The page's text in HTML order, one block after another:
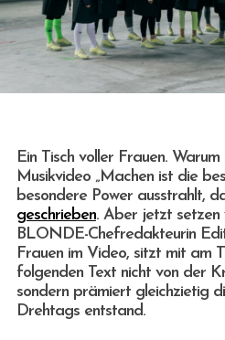
Ein Tisch voller Frauen.
Musikvideo „Machen ist die
besondere Power ausstrahlt,
geschrieben. Aber jetzt setzen
BLONDE-Chefredakteurin
Frauen im Video, sitzt mit am
folgenden Text nicht von der
sondern prämiert gleichzietig
Drehtags entstand.